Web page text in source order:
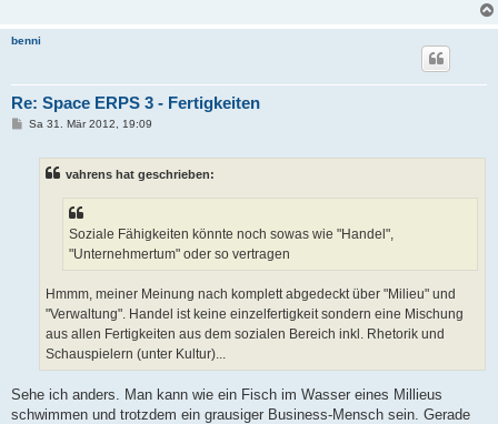
benni
Re: Space ERPS 3 - Fertigkeiten
BSa 31. Mär 2012, 19:09
vahrens hat geschrieben:
Soziale Fähigkeiten könnte noch sowas wie "Handel",
"Unternehmertum" oder so vertragen
Hmmm, meiner Meinung nach komplett abgedeckt über "Milieu" und
"Verwaltung". Handel ist keine einzelfertigkeit sondern eine Mischung
aus allen Fertigkeiten aus dem sozialen Bereich inkl. Rhetorik und
Schauspielern (unter Kultur)...
Sehe ich anders. Man kann wie ein Fisch im Wasser eines Millieus
schwimmen und trotzdem ein grausiger Business-Mensch sein. Gerade